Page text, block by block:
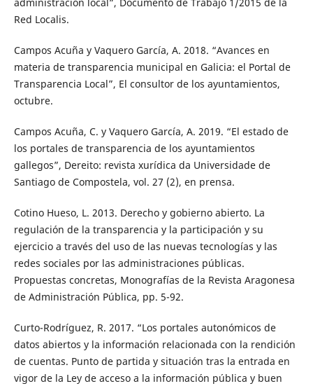
Red Localis.
Campos Acuña y Vaquero García, A. 2018. “Avances en
materia de transparencia municipal en Galicia: el Portal de
Transparencia Local”, El consultor de los ayuntamientos,
octubre.
Campos Acuña, C. y Vaquero García, A. 2019. “El estado de
los portales de transparencia de los ayuntamientos
gallegos”, Dereito: revista xurídica da Universidade de
Santiago de Compostela, vol. 27 (2), en prensa.
Cotino Hueso, L. 2013. Derecho y gobierno abierto. La
regulación de la transparencia y la participación y su
ejercicio a través del uso de las nuevas tecnologías y las
redes sociales por las administraciones públicas.
Propuestas concretas, Monografías de la Revista Aragonesa
de Administración Pública, pp. 5-92.
Curto-Rodríguez, R. 2017. “Los portales autonómicos de
datos abiertos y la información relacionada con la rendición
de cuentas. Punto de partida y situación tras la entrada en
vigor de la Ley de acceso a la información pública y buen